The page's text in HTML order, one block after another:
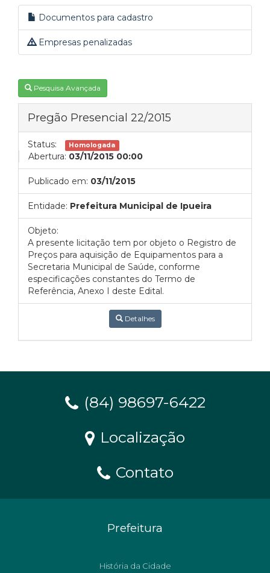
Documentos para cadastro
Empresas penalizadas
Pesquisa Avançada
Pregão Presencial 22/2015
Status: Homologada
Abertura: 03/11/2015 00:00
Publicado em: 03/11/2015
Entidade: Prefeitura Municipal de Ipueira
Objeto:
A presente licitação tem por objeto o Registro de
Preços para aquisição de Equipamentos para a
Secretaria Municipal de Saúde, conforme
especificações constantes do Termo de
Referência, Anexo I deste Edital.
Detalhes
(84) 98697-6422
Localização
Contato
Prefeitura
História da Cidade